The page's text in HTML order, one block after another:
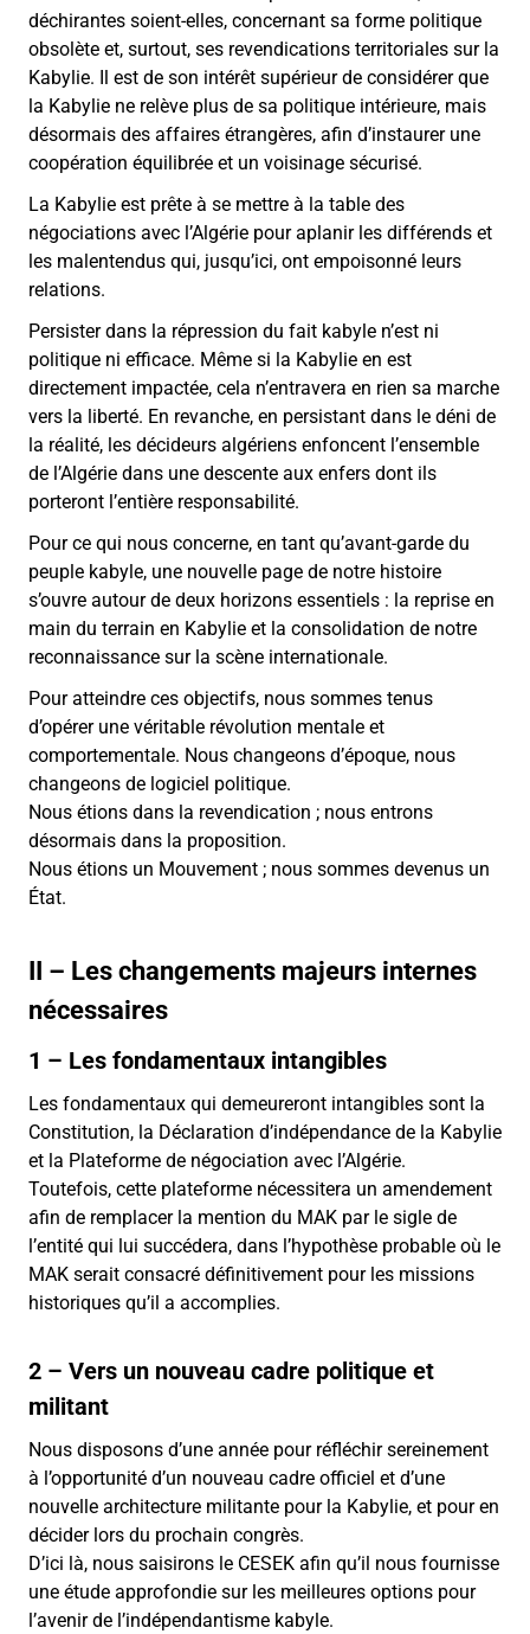
déchirantes soient-elles, concernant sa forme politique
obsolète et, surtout, ses revendications territoriales sur la
Kabylie. Il est de son intérêt supérieur de considérer que
la Kabylie ne relève plus de sa politique intérieure, mais
désormais des affaires étrangères, afin d’instaurer une
coopération équilibrée et un voisinage sécurisé.
La Kabylie est prête à se mettre à la table des
négociations avec l’Algérie pour aplanir les différends et
les malentendus qui, jusqu’ici, ont empoisonné leurs
relations.
Persister dans la répression du fait kabyle n’est ni
politique ni efficace. Même si la Kabylie en est
directement impactée, cela n’entravera en rien sa marche
vers la liberté. En revanche, en persistant dans le déni de
la réalité, les décideurs algériens enfoncent l’ensemble
de l’Algérie dans une descente aux enfers dont ils
porteront l’entière responsabilité.
Pour ce qui nous concerne, en tant qu’avant-garde du
peuple kabyle, une nouvelle page de notre histoire
s’ouvre autour de deux horizons essentiels : la reprise en
main du terrain en Kabylie et la consolidation de notre
reconnaissance sur la scène internationale.
Pour atteindre ces objectifs, nous sommes tenus
d’opérer une véritable révolution mentale et
comportementale. Nous changeons d’époque, nous
changeons de logiciel politique.
Nous étions dans la revendication ; nous entrons
désormais dans la proposition.
Nous étions un Mouvement ; nous sommes devenus un
État.
II – Les changements majeurs internes
nécessaires
1 – Les fondamentaux intangibles
Les fondamentaux qui demeureront intangibles sont la
Constitution, la Déclaration d’indépendance de la Kabylie
et la Plateforme de négociation avec l’Algérie.
Toutefois, cette plateforme nécessitera un amendement
afin de remplacer la mention du MAK par le sigle de
l’entité qui lui succédera, dans l’hypothèse probable où le
MAK serait consacré définitivement pour les missions
historiques qu’il a accomplies.
2 – Vers un nouveau cadre politique et
militant
Nous disposons d’une année pour réfléchir sereinement
à l’opportunité d’un nouveau cadre officiel et d’une
nouvelle architecture militante pour la Kabylie, et pour en
décider lors du prochain congrès.
D’ici là, nous saisirons le CESEK afin qu’il nous fournisse
une étude approfondie sur les meilleures options pour
l’avenir de l’indépendantisme kabyle.